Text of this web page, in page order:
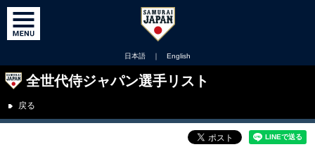
日本語 ｜ English
全世代侍ジャパン選手リスト
戻る